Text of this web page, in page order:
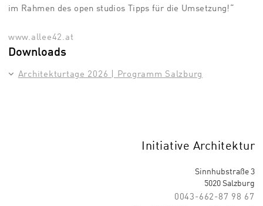
im Rahmen des open studios Tipps für die Umsetzung!“
www.allee42.at
Downloads
Architekturtage 2026 | Programm Salzburg
Initiative Architektur
Sinnhubstraße 3
5020 Salzburg
0043-662-87 98 67